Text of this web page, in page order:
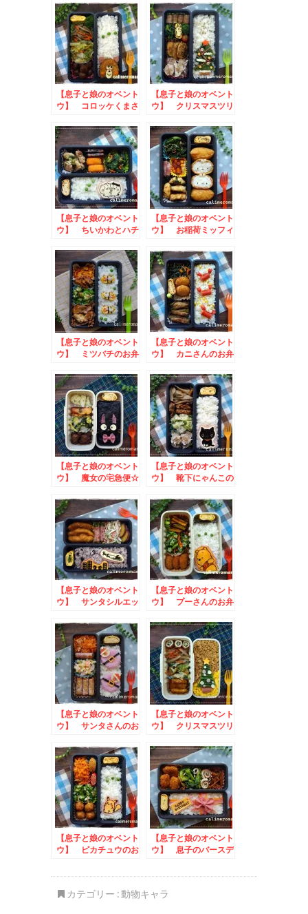
【息子と娘のオベント
ウ】 コロッケくまさ
【息子と娘のオベント
ウ】 クリスマスツリ
to #わたしのポッカ
レモンキャンペーン
【息子と娘のオベント
ウ】 ちいかわとハチ
【息子と娘のオベント
ウ】 お稲荷ミッフィ
【息子と娘のオベント
ウ】 ミツバチのお弁
【息子と娘のオベント
ウ】 カニさんのお弁
【息子と娘のオベント
ウ】 魔女の宅急便☆
【息子と娘のオベント
ウ】 靴下にゃんこの
【息子と娘のオベント
ウ】 サンタシルエッ
【息子と娘のオベント
ウ】 プーさんのお弁
【息子と娘のオベント
ウ】 サンタさんのお
【息子と娘のオベント
ウ】 クリスマスツリ
【息子と娘のオベント
ウ】 ピカチュウのお
【息子と娘のオベント
ウ】 息子のバースデ
カテゴリー :動物キャラ